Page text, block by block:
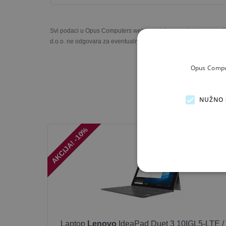
Svi podaci u Opus Computers web trgovini prezentirani su s
d.o.o. ne odgovara za eventualne nesukladnosti u slikama,
AKCIJA! -10%
Laptop Lenovo IdeaPad Duet 3 10IGL5-LTE /
Opus
NUŽNO